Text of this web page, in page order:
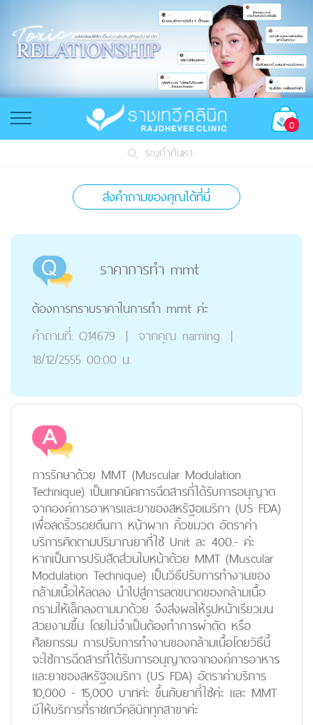
0
ระบุคำค้นหา
ส่งคำถามของคุณได้ที่นี่
ราคาการทำ mmt
ต้องการทราบราคาในการทำ mmt ค่ะ
คำถามที่: Q14679 | จากคุณ naming |
18/12/2555 00:00 น.
การรักษาด้วย MMT (Muscular Modulation
Technique) เป็นเทคนิคการฉีดสารที่ได้รับการอนุญาต
จากองค์การอาหารและยาของสหรัฐอเมริกา (US FDA)
เพื่อลดริ้วรอยตีนกา หน้าผาก คิ้วขมวด อัตราค่า
บริการคิดตามปริมาณยาที่ใช้ Unit ละ 400.- ค่ะ
หากเป็นการปรับสัดส่วนใบหน้าด้วย MMT (Muscular
Modulation Technique) เป็นวิธีปรับการทำงานของ
กล้ามเนื้อให้ลดลง นำไปสู่การลดขนาดของกล้ามเนื้อ
กรามให้เล็กลงตามมาด้วย จึงส่งผลให้รูปหน้าเรียวมน
สวยงามขึ้น โดยไม่จำเป็นต้องทำการผ่าตัด หรือ
ศัลยกรรม การปรับการทำงานของกล้ามเนื้อโดยวิธีนี้
จะใช้การฉีดสารที่ได้รับการอนุญาตจากองค์การอาหาร
และยาของสหรัฐอเมริกา (US FDA) อัตราค่าบริการ
10,000 - 15,000 บาทค่ะ ขึ้นกับยาที่ใช้ค่ะ และ MMT
มีให้บริการที่ราชเทวีคลินิกทุกสาขาค่ะ